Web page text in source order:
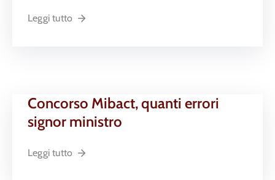
Leggi tutto
Concorso Mibact, quanti errori
signor ministro
Leggi tutto